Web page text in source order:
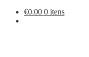
€0.00 0 itens